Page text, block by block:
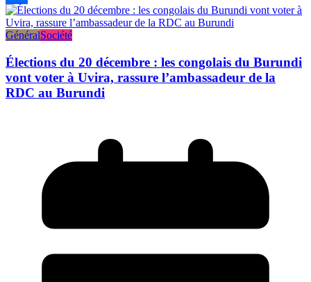
Partager
GénéralSociété
Élections du 20 décembre : les congolais du Burundi
vont voter à Uvira, rassure l’ambassadeur de la
RDC au Burundi